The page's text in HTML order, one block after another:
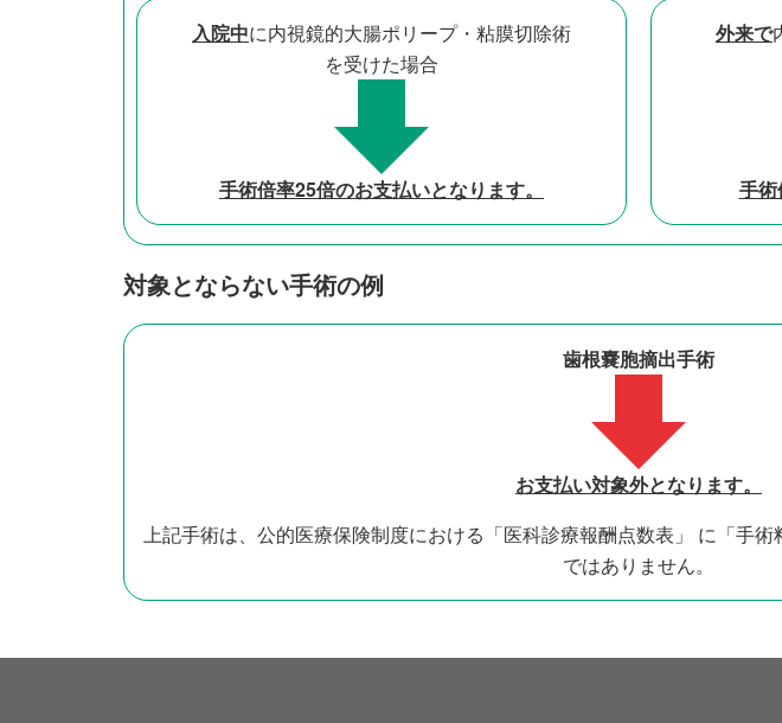
入院中に内視鏡的大腸ポリープ・粘膜切除術
を受けた場合
手術倍率25倍のお支払いとなります。
外来で
手術
対象とならない手術の例
歯根嚢胞摘出手術
お支払い対象外となります。
上記手術は、公的医療保険制度における「医科診療報酬点数表」 に「手
ではありません。